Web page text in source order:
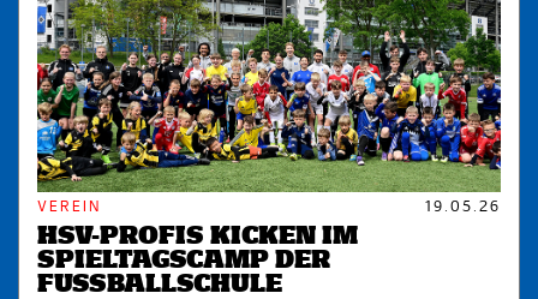
VEREIN 19.05.26
HSV-PROFIS KICKEN IM
SPIELTAGSCAMP DER
FUSSBALLSCHULE